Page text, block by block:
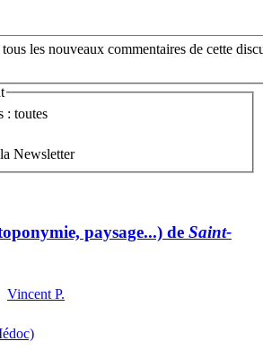
les nouveaux commentaires de cette
: toutes
Newsletter
paysage...) de Saint-
Vincent P.